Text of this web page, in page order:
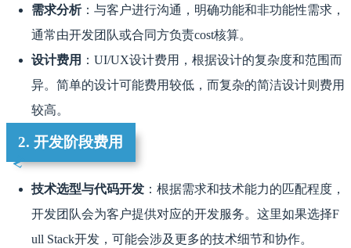
需求分析：与客户进行沟通，明确功能和非功能性需求，
通常由开发团队或合同方负责cost核算。
设计费用 ：UI/UX设计费用，根据设计的复杂度和范围而
异。简单的设计可能费用较低，而复杂的简洁设计则费用
较高。
2. 开发阶段费用
技术选型与代码开发 ：根据需求和技术能力的匹配程度，
开发团队会为客户提供对应的开发服务。这里如果选择F
ull Stack开发，可能会涉及更多的技术细节和协作。